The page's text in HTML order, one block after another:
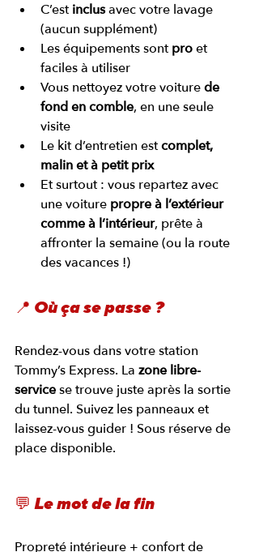
C’est inclus avec votre lavage
(aucun supplément)
Les équipements sont pro et
faciles à utiliser
Vous nettoyez votre voiture de
fond en comble, en une seule
visite
Le kit d’entretien est complet,
malin et à petit prix
Et surtout : vous repartez avec
une voiture propre à l’extérieur
comme à l’intérieur, prête à
affronter la semaine (ou la route
des vacances !)
📍 Où ça se passe ?
Rendez-vous dans votre station
Tommy’s Express. La zone libre-
service se trouve juste après la sortie
du tunnel. Suivez les panneaux et
laissez-vous guider ! Sous réserve de
place disponible.
💬 Le mot de la fin
Propreté intérieure + confort de